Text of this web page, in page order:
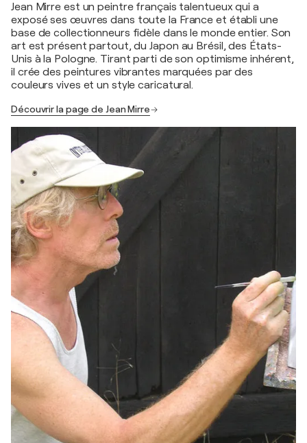
Jean Mirre est un peintre français talentueux qui a
exposé ses œuvres dans toute la France et établi une
base de collectionneurs fidèle dans le monde entier. Son
art est présent partout, du Japon au Brésil, des États-
Unis à la Pologne. Tirant parti de son optimisme inhérent,
il crée des peintures vibrantes marquées par des
couleurs vives et un style caricatural.
Découvrir la page de Jean Mirre